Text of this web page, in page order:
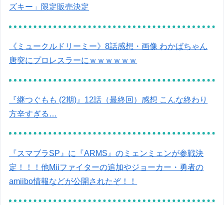
ズキー」限定販売決定
《ミュークルドリーミー》8話感想・画像 わかばちゃん
唐突にプロレスラーにｗｗｗｗｗｗ
『継つぐもも (2期)』12話（最終回）感想 こんな終わり
方辛すぎる…
『スマブラSP』に『ARMS』のミェンミェンが参戦決
定！！！他Miiファイターの追加やジョーカー・勇者の
amiibo情報などが公開されたぞ！！